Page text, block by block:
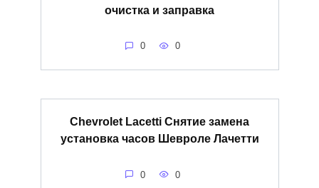
очистка и заправка
0 0
Chevrolet Lacetti Снятие замена
установка часов Шевроле Лачетти
0 0